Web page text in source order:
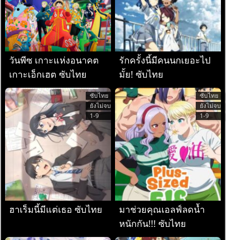
วันพีซ เกาะแห่งอนาคต
เกาะเอ็กเฮต ซับไทย
รักครั้งนี้มีคนนกเยอะไป
มั้ย! ซับไทย
ซับไทย
ยังไม่จบ
1-9
ฮาเร็มนี้มีแต่เธอ ซับไทย
ซับไทย
ยังไม่จบ
1-9
มาช่วยคุณเอลฟ์ลดน้ำ
หนักกัน!!! ซับไทย